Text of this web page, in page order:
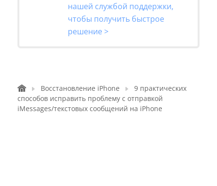
нашей службой поддержки,
чтобы получить быстрое
решение >
Восстановление iPhone
9 практических
способов исправить проблему с отправкой
iMessages/текстовых сообщений на iPhone